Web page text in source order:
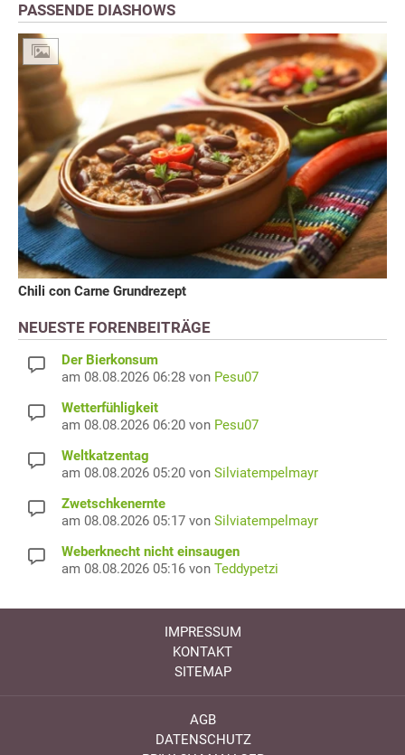
PASSENDE DIASHOWS
Chili con Carne Grundrezept
NEUESTE FORENBEITRÄGE
Der Bierkonsum
am 08.08.2026 06:28 von Pesu07
Wetterfühligkeit
am 08.08.2026 06:20 von Pesu07
Weltkatzentag
am 08.08.2026 05:20 von Silviatempelmayr
Zwetschkenernte
am 08.08.2026 05:17 von Silviatempelmayr
Weberknecht nicht einsaugen
am 08.08.2026 05:16 von Teddypetzi
IMPRESSUM
KONTAKT
SITEMAP
AGB
DATENSCHUTZ